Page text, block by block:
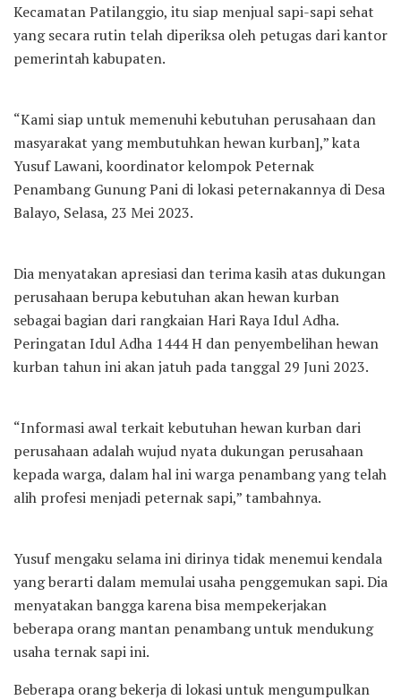
Kecamatan Patilanggio, itu siap menjual sapi-sapi sehat
yang secara rutin telah diperiksa oleh petugas dari kantor
pemerintah kabupaten.
“Kami siap untuk memenuhi kebutuhan perusahaan dan
masyarakat yang membutuhkan hewan kurban],” kata
Yusuf Lawani, koordinator kelompok Peternak
Penambang Gunung Pani di lokasi peternakannya di Desa
Balayo, Selasa, 23 Mei 2023.
Dia menyatakan apresiasi dan terima kasih atas dukungan
perusahaan berupa kebutuhan akan hewan kurban
sebagai bagian dari rangkaian Hari Raya Idul Adha.
Peringatan Idul Adha 1444 H dan penyembelihan hewan
kurban tahun ini akan jatuh pada tanggal 29 Juni 2023.
“Informasi awal terkait kebutuhan hewan kurban dari
perusahaan adalah wujud nyata dukungan perusahaan
kepada warga, dalam hal ini warga penambang yang telah
alih profesi menjadi peternak sapi,” tambahnya.
Yusuf mengaku selama ini dirinya tidak menemui kendala
yang berarti dalam memulai usaha penggemukan sapi. Dia
menyatakan bangga karena bisa mempekerjakan
beberapa orang mantan penambang untuk mendukung
usaha ternak sapi ini.
Beberapa orang bekerja di lokasi untuk mengumpulkan